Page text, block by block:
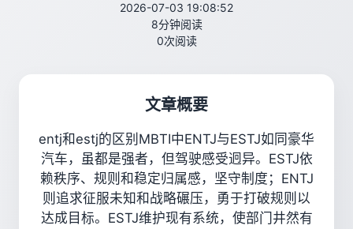
2026-07-03 19:08:52
8分钟阅读
0次阅读
文章概要
entj和estj的区别MBTI中ENTJ与ESTJ如同豪华
汽车，虽都是强者，但驾驶感受迥异。ESTJ依
赖秩序、规则和稳定归属感，坚守制度；ENTJ
则追求征服未知和战略碾压，勇于打破规则以
达成目标。ESTJ维护现有系统，使部门井然有